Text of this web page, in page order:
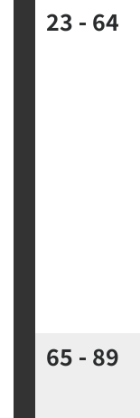
23 - 64
65 - 89